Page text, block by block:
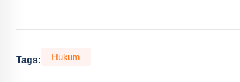
Tags: Hukum